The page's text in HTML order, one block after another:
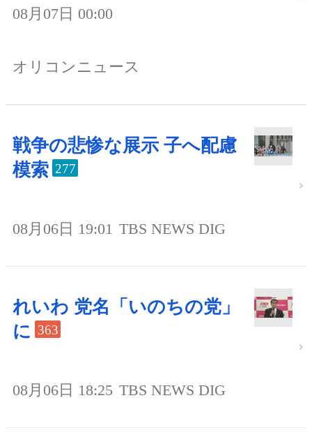
08月07日 00:00
オリコンニュース
戦争の悲惨な展示 子へ配慮
模索 277
08月06日 19:01 TBS NEWS DIG
れいわ 党名「いのちの党」
に 363
08月06日 18:25 TBS NEWS DIG